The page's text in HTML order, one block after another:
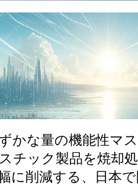
かな量の機能性マ
チック製品を焼却
に削減する、​日本